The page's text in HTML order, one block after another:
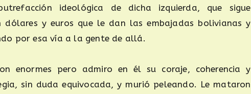
ideológica de dicha izquierda, que sigue
dólares y euros que le dan las embajadas bolivianas y
por esa vía a la gente de allá.
enormes pero admiro en él su coraje, coherencia y
sin duda equivocada, y murió peleando. Le mataron